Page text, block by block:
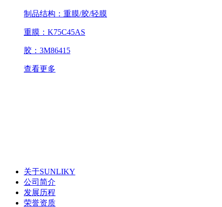
制品结构：重膜/胶/轻膜
重膜：K75C45AS
胶：3M86415
查看更多
关于SUNLIKY
公司简介
发展历程
荣誉资质